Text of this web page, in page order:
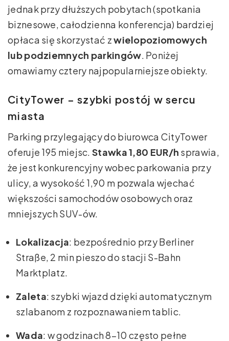
jednak przy dłuższych pobytach (spotkania
biznesowe, całodzienna konferencja) bardziej
opłaca się skorzystać zwielopoziomowych
lub podziemnych parkingów. Poniżej
omawiamy cztery najpopularniejsze obiekty.
CityTower – szybki postój w sercu
miasta
Parking przylegający do biurowca CityTower
oferuje 195 miejsc.Stawka 1,80 EUR/h sprawia,
że jest konkurencyjny wobec parkowania przy
ulicy, a wysokość 1,90 m pozwala wjechać
większości samochodów osobowych oraz
mniejszych SUV-ów.
Lokalizacja: bezpośrednio przy Berliner
Straße, 2 min pieszo do stacji S-Bahn
Marktplatz.
Zaleta: szybki wjazd dzięki automatycznym
szlabanom z rozpoznawaniem tablic.
Wada: w godzinach 8–10 często pełne